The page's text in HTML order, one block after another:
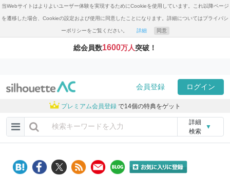
当Webサイトはよりよいユーザー体験を実現するためにCookieを使用しています。これ以降ページ
を遷移した場合、Cookieの設定および使用に同意したことになります。詳細についてはプライバシ
ーポリシーをご覧ください。 詳細 同意
総会員数1600万人突破！
会員登録 ログイン
プレミアム会員登録 で14個の特典をゲット
詳細
検索
▼